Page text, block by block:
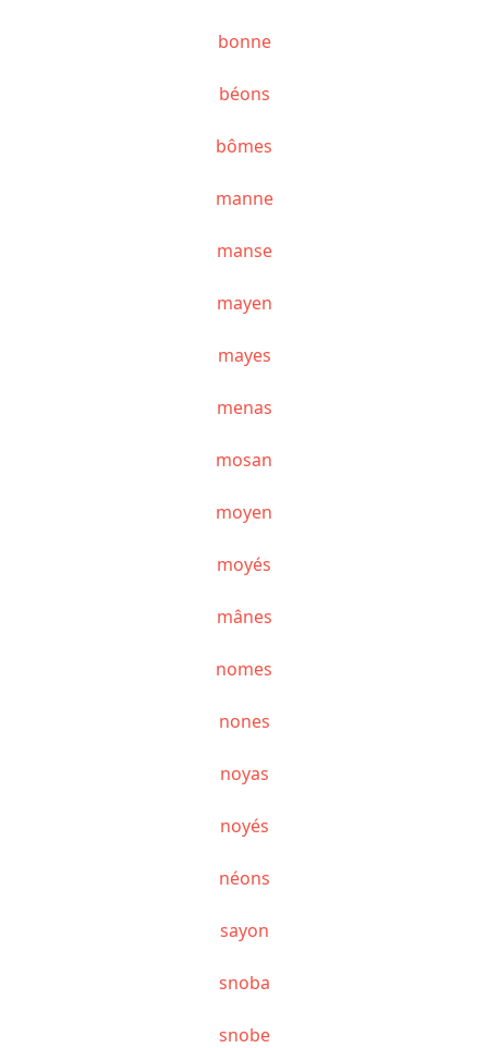
bonne
béons
bômes
manne
manse
mayen
mayes
menas
mosan
moyen
moyés
mânes
nomes
nones
noyas
noyés
néons
sayon
snoba
snobe